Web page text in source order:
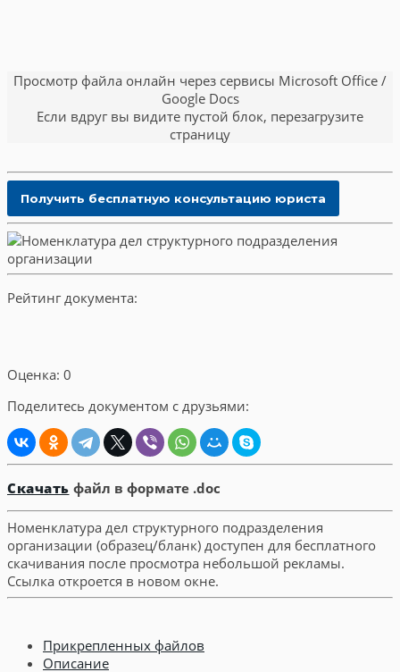
Просмотр файла онлайн через сервисы Microsoft Office /
Google Docs
Если вдруг вы видите пустой блок, перезагрузите
страницу
Рейтинг документа:
Оценка: 0
Поделитесь документом с друзьями:
Скачать файл в формате .doc
Номенклатура дел структурного подразделения
организации (образец/бланк) доступен для бесплатного
скачивания после просмотра небольшой рекламы.
Ссылка откроется в новом окне.
Прикрепленных файлов
Описание